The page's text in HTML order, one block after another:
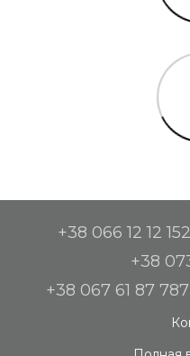
+38 066 12 12 152
+38
+38 067 61 87